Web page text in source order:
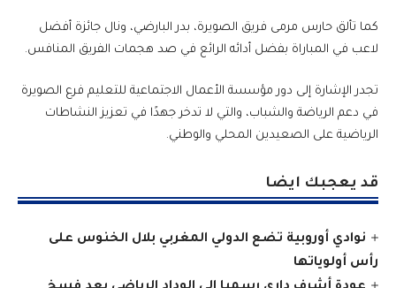
كما تألق حارس مرمى فريق الصويرة، بدر البارضي، ونال جائزة أفضل
لاعب في المباراة بفضل أدائه الرائع في صد هجمات الفريق المنافس.
تجدر الإشارة إلى دور مؤسسة الأعمال الاجتماعية للتعليم فرع الصويرة
في دعم الرياضة والشباب، والتي لا تدخر جهدًا في تعزيز النشاطات
الرياضية على الصعيدين المحلي والوطني.
قد يعجبك ايضا
نوادي أوروبية تضع الدولي المغربي بلال الخنوس على
رأس أولوياتها